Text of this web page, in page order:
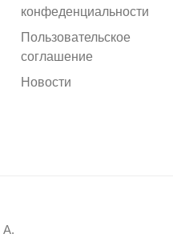
конфеденциальности
Пользовательское
соглашение
Новости
А.